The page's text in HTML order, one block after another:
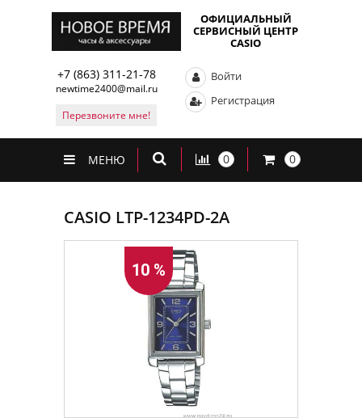
ОФИЦИАЛЬНЫЙ
СЕРВИСНЫЙ ЦЕНТР
CASIO
+7 (863) 311-21-78
newtime2400@mail.ru
Перезвоните мне!
Войти
Регистрация
МЕНЮ 0 0
CASIO LTP-1234PD-2A
10 %